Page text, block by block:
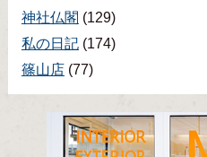
神社仏閣 (129)
私の日記(174)
篠山店(77)